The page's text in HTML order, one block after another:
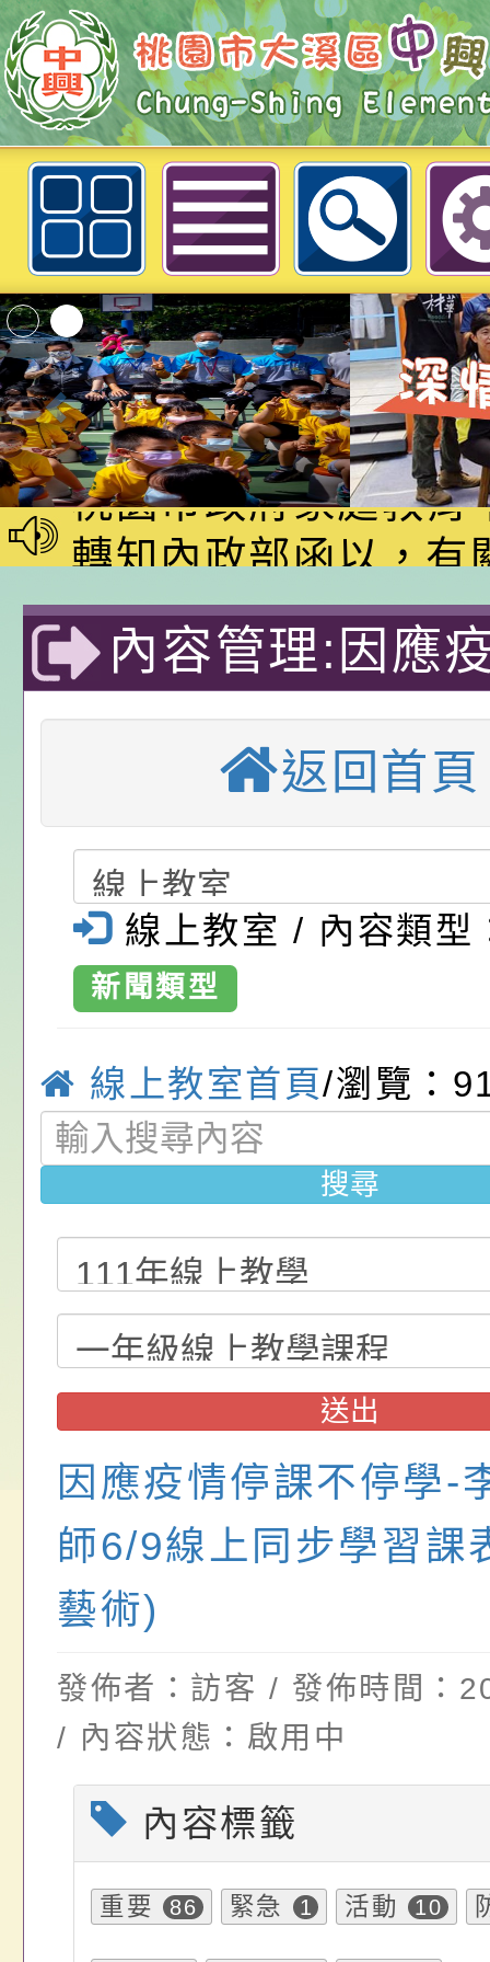
因應疫情停課不停學-李貞儀老師
課表(一忠藝術)-桃園市大溪區中興
「2026桃園市孔廟
動—儒門初開 智慧
桃園市政府家庭教育
家8月課程資訊」、
電影營」、「祖孫樂
「愛『原原』不絕-
樂會」、「邁向下一
列講座及成長團體
轉知內政部函以，有
員會函釋公務員留職
赴陸應申請許可一案
中興國民小學115學
期第1次第7-9招代
甄選公告
本校「115學年度國
校課程計畫」核定一
轉知教育部國民及學
辦理「115年度教育
前教育署辦理性別平
置課程與教學人才庫
畫」一案， 請教師
請，請查照。
公告:桃園市政府腸
施問答集
轉知:桃園市交通局
減碳存摺2.0」全民
桃園市政府家庭教
年度祖孫樂淘桃－祖
祝活動」海報電子檔
關（構）、學校、民
名參加，請查照
轉知有關銓敘部建置
員退休所得重審後實
亦可利用
「2026桃園市孔廟
家8月課程資訊」、
電影營」、「祖孫樂
「愛『原原』不絕-
樂會」、「邁向下一
列講座及成長團體」
轉知內政部函以，有
員會函釋公務員留職
赴陸應申請許可一案
中興國民小學115學
期第1次第7-9招代課
甄選公告
本校「115學年度國
校課程計畫」核定一
轉知教育部國民及學
辦理「115年度教育
前教育署辦理性別平
置課程與教學人才庫
畫」一案， 請教師
請，請查照。
公告:桃園市政府腸
施問答集
轉知:桃園市交通局
減碳存摺2.0」全民
桃園市政府家庭教育
年度祖孫樂淘桃－祖
祝活動」海報電子檔
位協助鼓勵所屬同仁
關（構）、學校、民
名參加，請查照
轉知有關銓敘部建置
員退休所得重審後實
算器」，公立學校退
亦可利用
內容管理:因應
不停學-李貞儀
線上同步學習
藝術)-桃園市
興國民小學-優
返回首頁
線上教室 / 內容類型
新聞類型
線上教室首頁/瀏覽：
搜尋
送出
因應疫情停課不停學-
師6/9線上同步學習課
藝術)
發佈者：訪客 / 發佈時間：
/ 內容狀態：啟用中
內容標籤
重要 86 緊急 1 活動 10